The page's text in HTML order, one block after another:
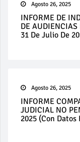
Agosto 26, 2025
INFORME DE
DE
31 De Julio De
Agosto 26, 2025
INFORME
JUDICIAL NO
2025 (con Datos